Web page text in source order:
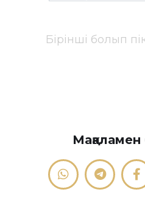
Бірінші болып
Мақаламен